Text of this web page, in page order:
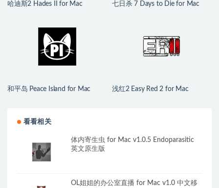
哈迪斯2 Hades II for Mac
七日杀 7 Days to Die for Mac
和平岛 Peace Island for Mac
浅红2 Easy Red 2 for Mac
看看相关
体内寄生虫 for Mac v1.0.5 Endoparasitic
英文原生版
OL姐姐的办公室直播 for Mac v1.0 中文移